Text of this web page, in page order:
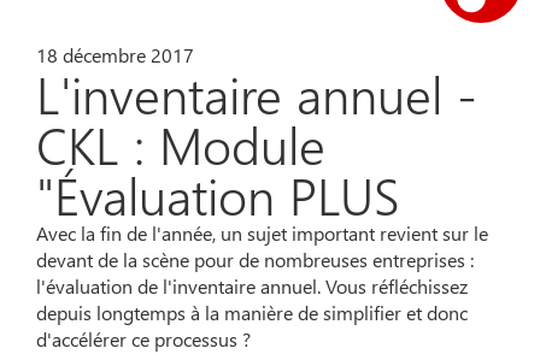
18 décembre 2017
L'inventaire annuel -
CKL : Module
"Évaluation PLUS
Avec la fin de l'année, un sujet important revient sur le
devant de la scène pour de nombreuses entreprises :
l'évaluation de l'inventaire annuel. Vous réfléchissez
depuis longtemps à la manière de simplifier et donc
d'accélérer ce processus ?